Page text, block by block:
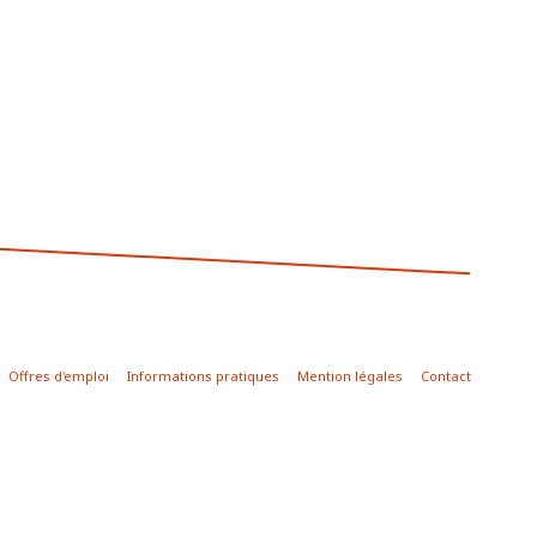
Offres d'emploi Informations pratiques Mention légales Contact